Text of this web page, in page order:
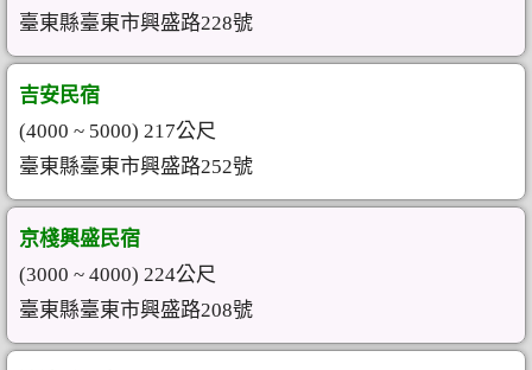
臺東縣臺東市興盛路228號
吉安民宿
(4000 ~ 5000) 217公尺
臺東縣臺東市興盛路252號
京棧興盛民宿
(3000 ~ 4000) 224公尺
臺東縣臺東市興盛路208號